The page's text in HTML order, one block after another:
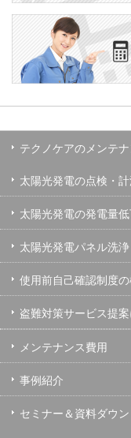
テクノケアのメンテ
太陽光発電の点検・計
太陽光発電の発電量
太陽光発電パネル洗
使用前自己確認制度
盗難対策サービス提
メンテナンス費用
事例紹介
セミナー＆資料ダウン